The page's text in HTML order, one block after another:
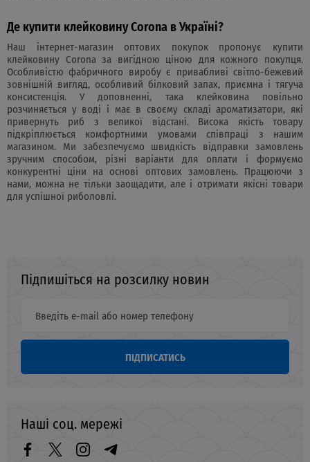
Де купити клейковину Corona в Україні?
Наш інтернет-магазин оптових покупок пропонує купити
клейковину Corona за вигідною ціною для кожного покупця.
Особливістю фабричного виробу є привабливі світло-бежевий
зовнішній вигляд, особливий білковий запах, приємна і тягуча
консистенція. У доповненні, така клейковина повільно
розчиняється у воді і має в своєму складі ароматизатори, які
привернуть риб з великої відстані. Висока якість товару
підкріплюється комфортними умовами співпраці з нашим
магазином. Ми забезпечуємо швидкість відправки замовлень
зручним способом, різні варіанти для оплати і формуємо
конкурентні ціни на основі оптових замовлень. Працюючи з
нами, можна не тільки заощадити, але і отримати якісні товари
для успішної риболовлі.
Підпишіться на розсилку новин
ПІДПИСАТИСЬ
Наші соц. мережі